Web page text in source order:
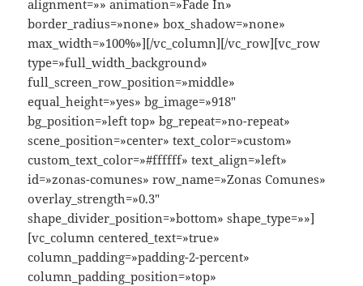
alignment=»» animation=»Fade In»
border_radius=»none» box_shadow=»none»
max_width=»100%»][/vc_column][/vc_row][vc_row
type=»full_width_background»
full_screen_row_position=»middle»
equal_height=»yes» bg_image=»918″
bg_position=»left top» bg_repeat=»no-repeat»
scene_position=»center» text_color=»custom»
custom_text_color=»#ffffff» text_align=»left»
id=»zonas-comunes» row_name=»Zonas Comunes»
overlay_strength=»0.3″
shape_divider_position=»bottom» shape_type=»»]
[vc_column centered_text=»true»
column_padding=»padding-2-percent»
column_padding_position=»top»